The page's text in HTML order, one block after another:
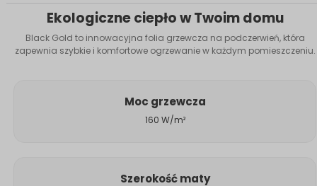
Ekologiczne ciepło w Twoim domu
Black Gold to innowacyjna folia grzewcza na podczerwień, która
zapewnia szybkie i komfortowe ogrzewanie w każdym pomieszczeniu.
Moc grzewcza
160 W/m²
Szerokość maty